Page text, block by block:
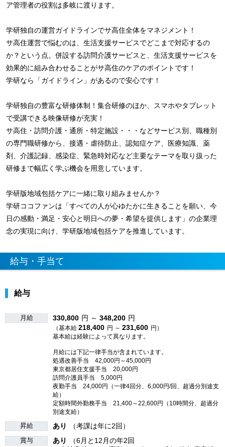
ア管理者の役割は多岐に渡ります。
学研独自の運営ガイドラインでサ高住全体をマネジメント！
サ高住運営で悩むのは、生活支援サービスでどこまで対応するの
か？という点。併設する訪問介護サービスと、生活支援サービスを
効果的に組み合わせることがサ高住のケアのポイントです！
学研なら「ガイドライン」があるので安心です！
学研独自の豊富な研修体制！集合研修のほか、スマホやタブレット
で受講できる映像研修が充実！
サ高住・訪問介護・通所・特定施設・・・などサービス別、職種別
の専門職研修から、接遇・虐待防止、認知症ケア、医療知識、薬
剤、介護記録、感染症、緊急時対応など主要なテーマを取り扱った
研修まで幅広く学ぶ機会を用意しています。
学研版地域包括ケアに一緒に取り組みませんか？
学研ココファンは「すべての人が心ゆたかに生きることを願い、今
日の感動・満足・安心と明日への夢・希望を提供します」の企業理
念の実現に向け、学研版地域包括ケアを推進しています。
給与・手当て
給与
月給 330,800 円 ～ 348,200 円
（基本給 218,400 円 ～ 231,600 円）
基本給は経験によって異なります。
月給には下記一律手当が含まれています。
処遇改善手当 42,000円～45,000円
東京都居住支援手当 20,000円
訪問介護員手当 5,000円
夜勤手当 24,000円（一律4回分、6,000円/回、超過分別途支
給）
定額時間外勤務手当 21,400～22,600円（10時間分、超過分
別途支給）
昇給 あり （考課は年に2回）
賞与 あり
（6月と12月の年2回